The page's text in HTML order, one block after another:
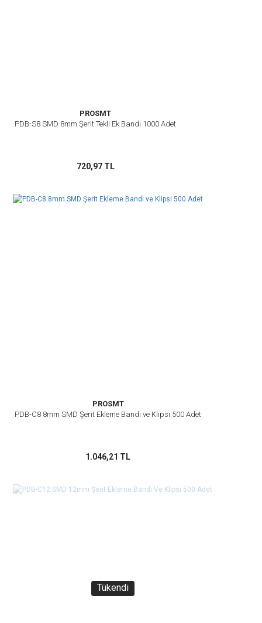
PROSMT
PDB-S8 SMD 8mm Şerit Tekli Ek Bandı 1000 Adet
720,97 TL
PROSMT
PDB-C8 8mm SMD Şerit Ekleme Bandı ve Klipsi 500 Adet
1.046,21 TL
Tükendi